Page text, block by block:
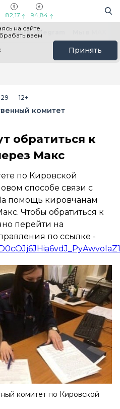
82,17 94,84
на сайте,
Принять
Мы в Telegram
12+
комитет
обратиться к
Макс
по Кировской
способе связи с
помощь кировчанам
Чтобы обратиться к
перейти на
по ссылке -
комитет по Кировской